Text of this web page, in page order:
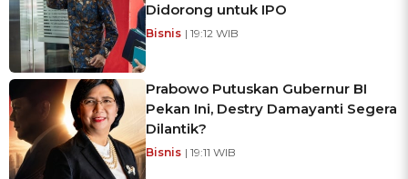
Didorong untuk IPO
Bisnis | 19:12 WIB
Prabowo Putuskan Gubernur BI
Pekan Ini, Destry Damayanti Segera
Dilantik?
Bisnis | 19:11 WIB